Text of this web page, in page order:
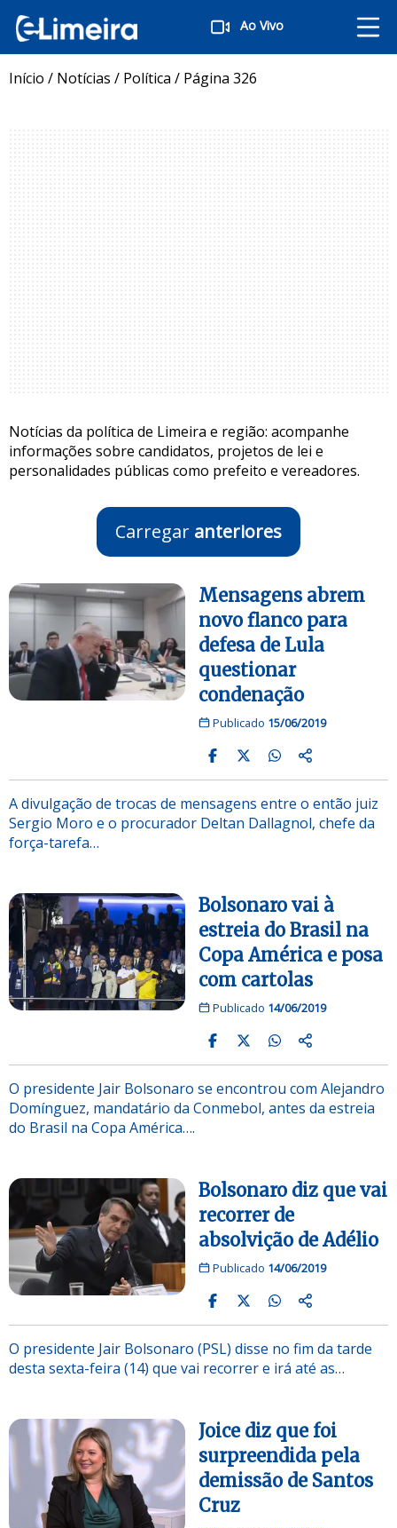
Ao Vivo
Início / Notícias / Política / Página 326
Notícias da política de Limeira e região: acompanhe
informações sobre candidatos, projetos de lei e
personalidades públicas como prefeito e vereadores.
Carregar anteriores
Mensagens abrem
novo flanco para
defesa de Lula
questionar
condenação
Publicado 15/06/2019
A divulgação de trocas de mensagens entre o então juiz
Sergio Moro e o procurador Deltan Dallagnol, chefe da
força-tarefa…
Bolsonaro vai à
estreia do Brasil na
Copa América e posa
com cartolas
Publicado 14/06/2019
O presidente Jair Bolsonaro se encontrou com Alejandro
Domínguez, mandatário da Conmebol, antes da estreia
do Brasil na Copa América….
Bolsonaro diz que vai
recorrer de
absolvição de Adélio
Publicado 14/06/2019
O presidente Jair Bolsonaro (PSL) disse no fim da tarde
desta sexta-feira (14) que vai recorrer e irá até as…
Joice diz que foi
surpreendida pela
demissão de Santos
Cruz